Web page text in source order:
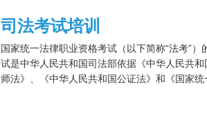
司法考试培训
国家统一法律职业资格考试（以下简称“法考”
试是中华人民共和国司法部依据《中华人民共
师法》、《中华人民共和国公证法》和《国家